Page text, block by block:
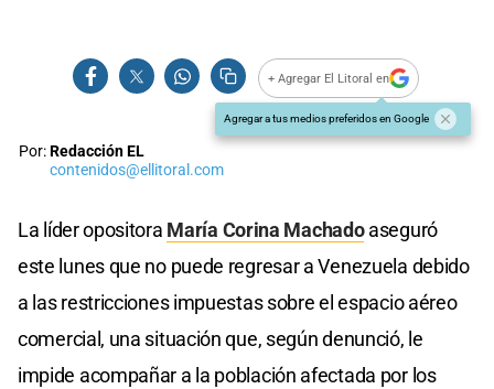
+ Agregar El Litoral en
Agregar a tus medios preferidos en Google
Por:Redacción EL
contenidos@ellitoral.com
La líder opositora María Corina Machadoaseguró
este lunes que no puede regresar a Venezuela debido
a las restricciones impuestas sobre el espacio aéreo
comercial, una situación que, según denunció, le
impide acompañar a la población afectada por los